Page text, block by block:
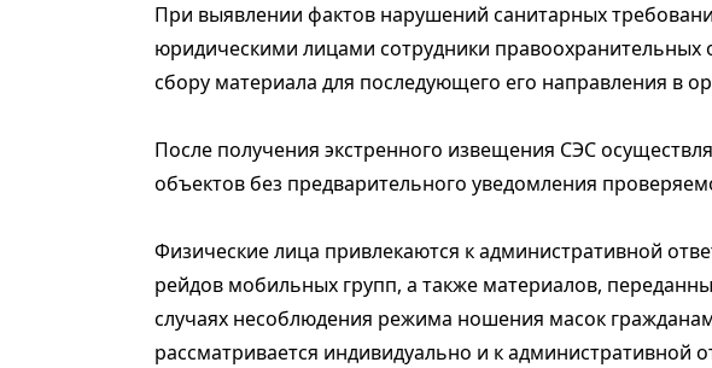
При выявлении фактов нарушений санитарных
юридическими лицами сотрудники
сбору материала для последующего его направления в
После получения экстренного извещения СЭС
объектов без предварительного уведомления
Физические лица привлекаются к административной
рейдов мобильных групп, а также материалов,
случаях несоблюдения режима ношения масок
рассматривается индивидуально и к административной